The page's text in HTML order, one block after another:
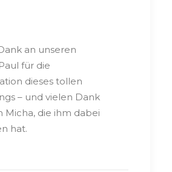
an unseren
für die
dieses tollen
– und vielen Dank
Micha, die ihm dabei
hat.